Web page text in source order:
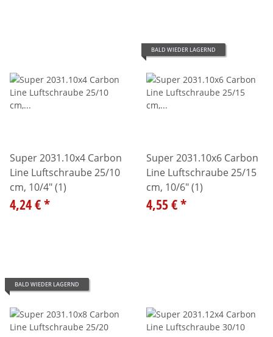
Super 2031.10x4 Carbon
Line Luftschraube 25/10
cm, 10/4" (1)
4,24 €*
BALD WIEDER LAGERND
Super 2031.10x6 Carbon
Line Luftschraube 25/15
cm, 10/6" (1)
4,55 €*
BALD WIEDER LAGERND